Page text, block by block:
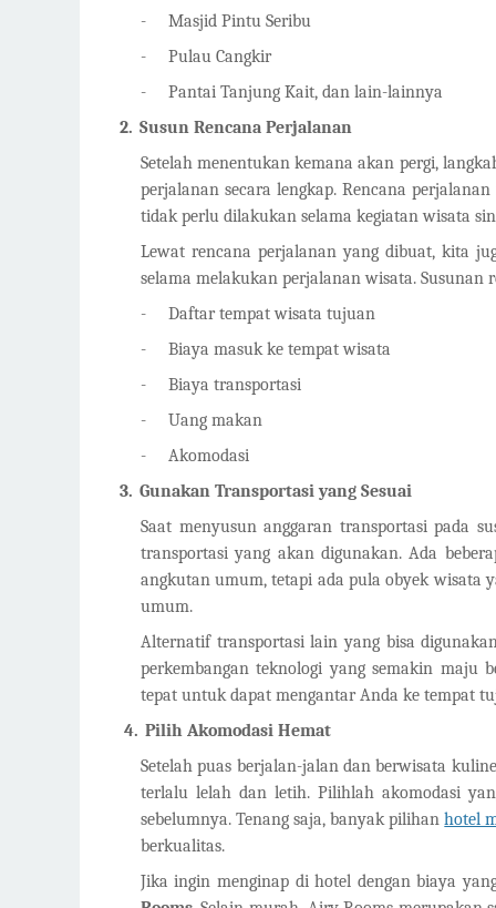
-
Masjid Pintu Seribu
-
Pulau Cangkir
-
Pantai Tanjung Kait, dan lain-lainnya
2. Susun Rencana Perjalanan
Setelah menentukan kemana akan pergi,
perjalanan secara lengkap. Rencana
tidak perlu dilakukan selama kegiatan wisata
Lewat rencana perjalanan yang dibuat, kita
selama melakukan perjalanan wisata.
-
Daftar tempat wisata tujuan
-
Biaya masuk ke tempat wisata
-
Biaya transportasi
-
Uang makan
-
Akomodasi
3. Gunakan Transportasi yang Sesuai
Saat menyusun anggaran transportasi pada
transportasi yang akan digunakan. Ada
angkutan umum, tetapi ada pula obyek wisata
umum.
Alternatif transportasi lain yang bisa
perkembangan teknologi yang semakin maju
tepat untuk dapat mengantar Anda ke tempat
4. Pilih Akomodasi Hemat
Setelah puas berjalan-jalan dan berwisata
terlalu lelah dan letih. Pilihlah akomodasi
sebelumnya. Tenang saja, banyak pilihanhotel
berkualitas.
Jika ingin menginap di hotel dengan biaya